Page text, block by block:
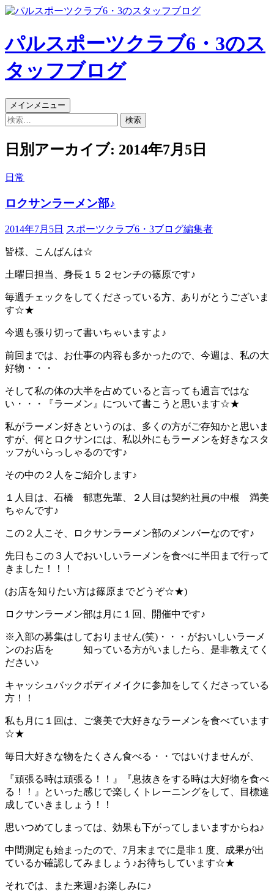
パルスポーツクラブ6・3のス
タッフブログ
検
索
メインメニュー コ
ン
テ
ン
ツ
ッ
検
日別アーカイブ: 2014年7月5日
日常
ロクサンラーメン部♪
2014年7月5日 スポーツクラブ6・3ブログ編集者
皆様、こんばんは☆
土曜日担当、身長１５２センチの篠原です♪
毎週チェックをしてくださっている方、ありがとうございま
す☆★
今週も張り切って書いちゃいますよ♪
前回までは、お仕事の内容も多かったので、今週は、私の大
好物・・・
そして私の体の大半を占めていると言っても過言ではな
い・・・『ラーメン』について書こうと思います☆★
私がラーメン好きというのは、多くの方がご存知かと思いま
すが、何とロクサンには、私以外にもラーメンを好きなスタ
ッフがいらっしゃるのです♪
その中の２人をご紹介します♪
１人目は、石橋 郁恵先輩、２人目は契約社員の中根 満美
ちゃんです♪
この２人こそ、ロクサンラーメン部のメンバーなのです♪
先日もこの３人でおいしいラーメンを食べに半田まで行って
きました！！！
(お店を知りたい方は篠原までどうぞ☆★)
ロクサンラーメン部は月に１回、開催中です♪
※入部の募集はしておりません(笑)・・・がおいしいラーメ
ンのお店を 知っている方がいましたら、是非教えてく
ださい♪
キャッシュバックボディメイクに参加をしてくださっている
方！！
私も月に１回は、ご褒美で大好きなラーメンを食べています
☆★
毎日大好きな物をたくさん食べる・・ではいけませんが、
『頑張る時は頑張る！！』『息抜きをする時は大好物を食べ
る！！』といった感じで楽しくトレーニングをして、目標達
成していきましょう！！
思いつめてしまっては、効果も下がってしまいますからね♪
中間測定も始まったので、7月末までに是非１度、成果が出
ているか確認してみましょう♪お待ちしています☆★
それでは、また来週♪お楽しみに♪